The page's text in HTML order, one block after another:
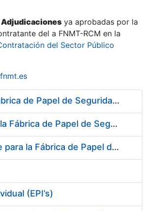
Adjudicaciones ya aprobadas por la
del a FNMT-RCM en la
del Sector Público
Suscripción de Acuerdo Marco para el Suministro de Material de Hierro para la Fábrica de Papel de Seguridad de la FNMT-RCM en Burgos
Suscripción de Acuerdo Marco para el Suministro de Material de Neumática para la Fábrica de Papel de Seguridad de la FNMT-RCM en Burgos
Suscripción de Acuerdo Marco para el Suministro de Material de Acero Inoxidable para la Fábrica de Papel de Seguridad de la FNMT-RCM en Burgos
(EPI’s)